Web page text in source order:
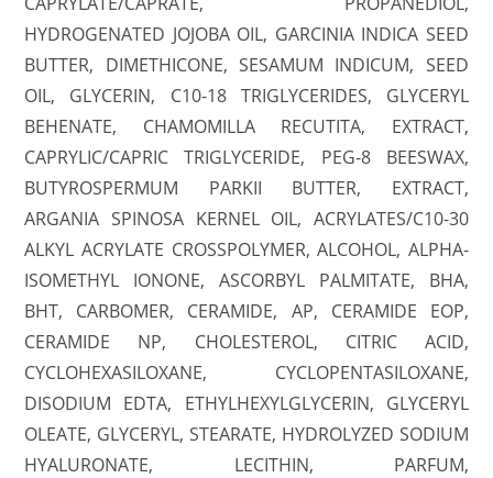
HYDROGENATED JOJOBA OIL, GARCINIA INDICA SEED
BUTTER, DIMETHICONE, SESAMUM INDICUM, SEED
OIL, GLYCERIN, C10-18 TRIGLYCERIDES, GLYCERYL
BEHENATE, CHAMOMILLA RECUTITA, EXTRACT,
CAPRYLIC/CAPRIC TRIGLYCERIDE, PEG-8 BEESWAX,
BUTYROSPERMUM PARKII BUTTER, EXTRACT,
ARGANIA SPINOSA KERNEL OIL, ACRYLATES/C10-30
ALKYL ACRYLATE CROSSPOLYMER, ALCOHOL, ALPHA-
ISOMETHYL IONONE, ASCORBYL PALMITATE, BHA,
BHT, CARBOMER, CERAMIDE, AP, CERAMIDE EOP,
CERAMIDE NP, CHOLESTEROL, CITRIC ACID,
CYCLOHEXASILOXANE, CYCLOPENTASILOXANE,
DISODIUM EDTA, ETHYLHEXYLGLYCERIN, GLYCERYL
OLEATE, GLYCERYL, STEARATE, HYDROLYZED SODIUM
HYALURONATE, LECITHIN, PARFUM,